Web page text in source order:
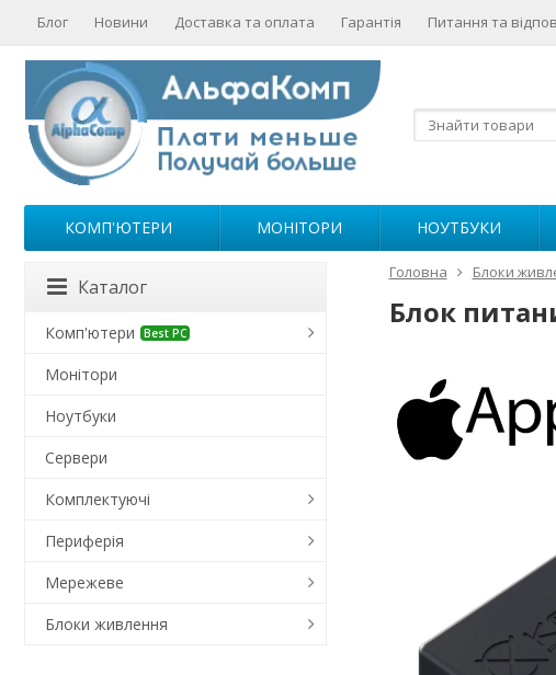
Блог Новини Доставка та оплата Гарантія Питання та
КОМП'ЮТЕРИ МОНІТОРИ НОУТБУКИ
Головна Блоки
Блок
Каталог
Комп'ютери Best PC
Монітори
Ноутбуки
Сервери
Комплектуючі
Периферія
Мережеве
Блоки живлення